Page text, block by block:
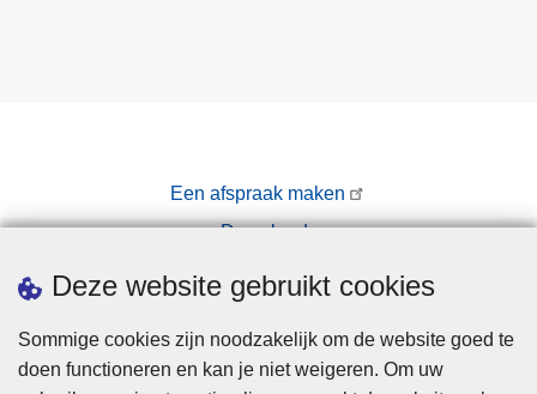
Deze website gebruikt cookies
Sommige cookies zijn noodzakelijk om de website goed te
doen functioneren en kan je niet weigeren. Om uw
Een afspraak maken
Downloads